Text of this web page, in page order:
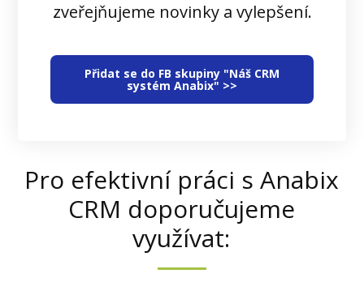
zveřejňujeme novinky a vylepšení.
Přidat se do FB skupiny "Náš CRM
systém Anabix" >>
Pro efektivní práci s Anabix
CRM doporučujeme
využívat: